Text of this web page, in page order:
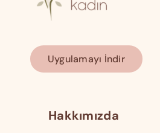
Uygulamayı İndir
Hakkımızda